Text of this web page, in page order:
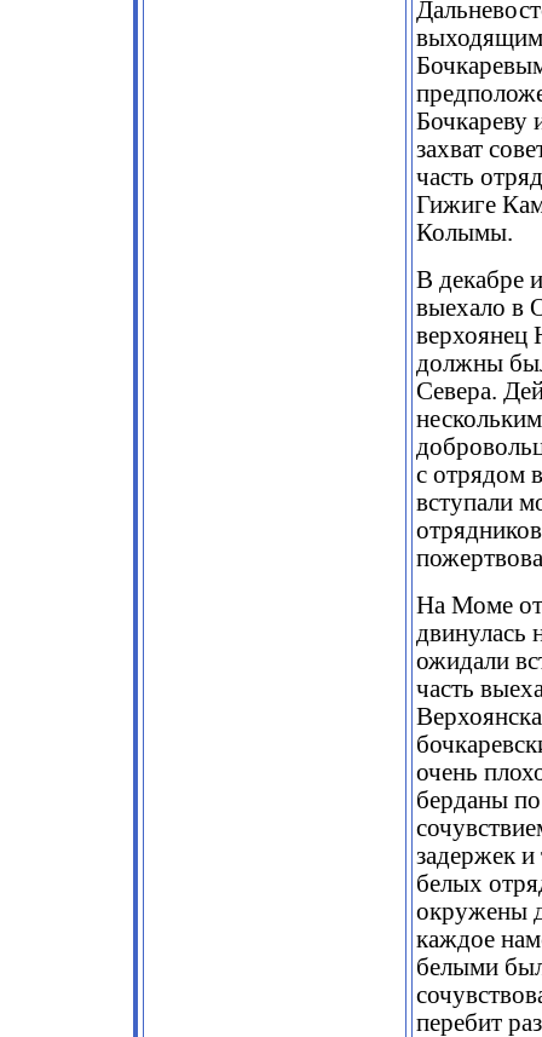
Бочкареву
захват
часть
Гижиге
Колымы.
В декабре
выехало в
верхоянец
должны
Севера.
с отрядом
вступали
На Моме
двинулась
ожидали
часть
очень
берданы
задержек и
белых
окружены
каждое
белыми
перебит